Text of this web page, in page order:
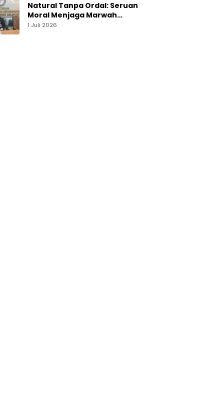
Natural Tanpa Ordal: Seruan
Moral Menjaga Marwah
Perguruan Tinggi
1 Juli 2026